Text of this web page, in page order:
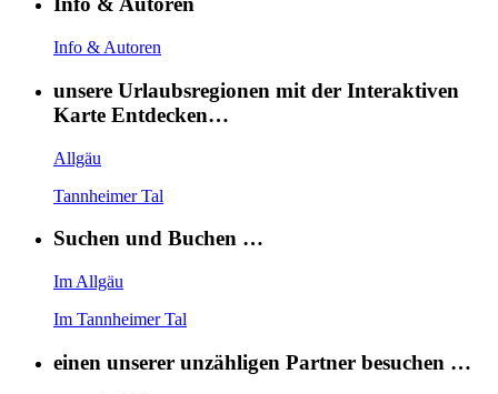
Info & Autoren
unsere Urlaubsregionen mit der Interaktiven
Karte Entdecken…
Allgäu
Tannheimer Tal
Suchen und Buchen …
Im Allgäu
Im Tannheimer Tal
einen unserer unzähligen Partner besuchen …